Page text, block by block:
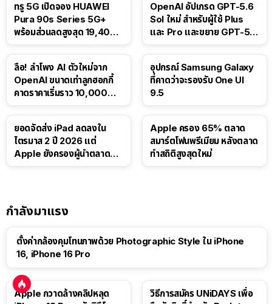
ทรู 5G เปิดจอง HUAWEI
Pura 90s Series 5G+
พร้อมส่วนลดสูงสุด 19,400
OpenAI อัปเกรด GPT-5.6
Sol ใหม่ สำหรับผู้ใช้ Plus
และ Pro และขยาย GPT-5.6
ลือ! ลำโพง AI ตัวใหม่จาก
OpenAI ขนาดเท่าลูกฮอกกี้
คาดราคาเริ่มราว 10,000
อุปกรณ์ Samsung Galaxy
ที่คาดว่าจะรองรับ One UI
9.5
ยอดจัดส่ง iPad ลดลงใน
ไตรมาส 2 ปี 2026 แต่
Apple ยังครองผู้นำตลาด
Apple ครอง 65% ตลาด
สมาร์ตโฟนพรีเมียม หลังตลาด
ทำสถิติสูงสุดใหม่
กำลังมาแรง
ตั้งค่ากล้องคุมโทนภาพด้วย Photographic Style ใน iPhone
16, iPhone 16 Pro
Apple กวาดล้างคลิปหลุด
วิธีการสมัคร UNiDAYS เพื่อ